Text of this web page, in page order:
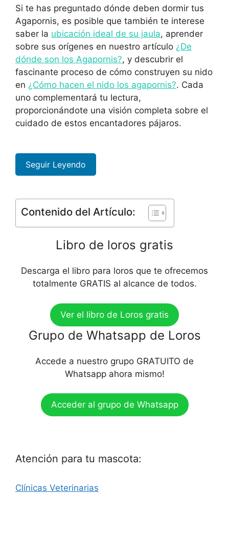
Si te has preguntado dónde deben dormir tus
Agapornis, es posible que también te interese
saber la ubicación ideal de su jaula, aprender
sobre sus orígenes en nuestro artículo ¿De
dónde son los Agapornis?, y descubrir el
fascinante proceso de cómo construyen su nido
en ¿Cómo hacen el nido los agapornis?. Cada
uno complementará tu lectura,
proporcionándote una visión completa sobre el
cuidado de estos encantadores pájaros.
Seguir Leyendo
Contenido del Artículo:
Libro de loros gratis
Descarga el libro para loros que te ofrecemos
totalmente GRATIS al alcance de todos.
Ver el libro de Loros gratis
Grupo de Whatsapp de Loros
Accede a nuestro grupo GRATUITO de
Whatsapp ahora mismo!
Acceder al grupo de Whatsapp
Atención para tu mascota:
Clínicas Veterinarias